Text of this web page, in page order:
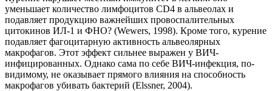
уменьшает количество лимфоцитов CD4 в альвеолах и
подавляет продукцию важнейших провоспалительных
цитокинов ИЛ-1 и ФНО? (Wewers, 1998). Кроме того, курение
подавляет фагоцитарную активность альвеолярных
макрофагов. Этот эффект сильнее выражен у ВИЧ-
инфицированных. Однако сама по себе ВИЧ-инфекция, по-
видимому, не оказывает прямого влияния на способность
макрофагов убивать бактерий (Elssner, 2004).